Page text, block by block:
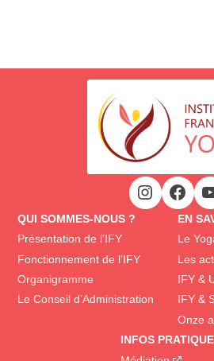
QUI SOMMES-NOUS ?
Présentation de l’IFY
Fonctionnement de l’IFY
Organigramme
Le Conseil d’Administration
EN
Le
Les
IFY &
IFY &
Onze
INFOS